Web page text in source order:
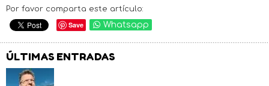
Por favor comparta este artículo:
Save Whatsapp
ÚLTIMAS ENTRADAS